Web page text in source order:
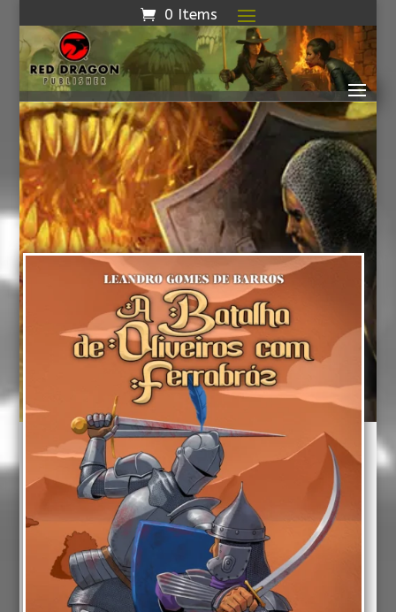
0 Items
Biblioteca de
Literatura Cordel